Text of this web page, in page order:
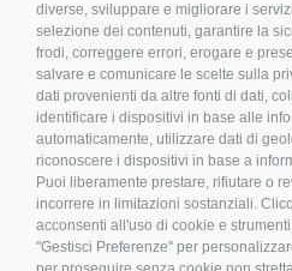
diverse, sviluppare e migliorare i
selezione dei contenuti, garantire la
frodi, correggere errori, erogare e
salvare e comunicare le scelte sulla
dati provenienti da altre fonti di dati,
identificare i dispositivi in base alle
automaticamente, utilizzare dati di
riconoscere i dispositivi in base a
Puoi liberamente prestare, rifiutare o
incorrere in limitazioni sostanziali.
acconsenti all'uso di cookie e
"Gestisci Preferenze" per
LEGALE E
>Condizioni
>Privacy policy
>Cookies
>Compliance
>FAQ
>Etichettatura